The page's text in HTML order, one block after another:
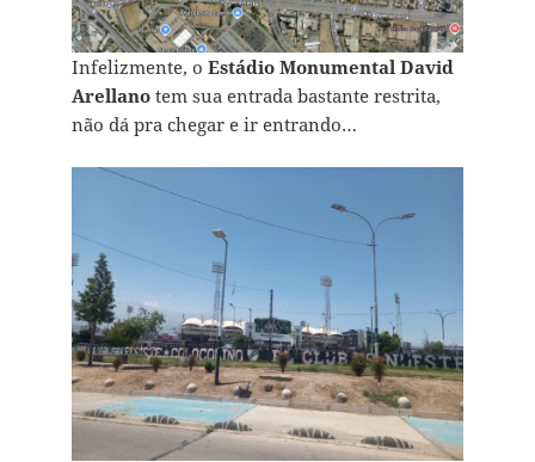
Infelizmente, o Estádio Monumental David
Arellanotem sua entrada bastante restrita,
não dá pra chegar e ir entrando…